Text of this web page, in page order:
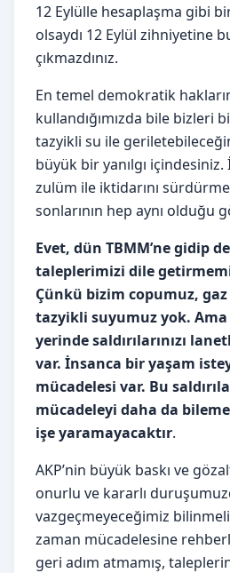
12 Eylülle hesaplaşma gibi
olsaydı 12 Eylül zihniyetine
çıkmazdınız.
En temel demokratik
kullandığımızda bile bizleri
tazyikli su ile
büyük bir yanılgı içindesiniz.
zulüm ile iktidarını
sonlarının hep aynı olduğu
Evet, dün TBMM’ne gidip
taleplerimizi dile
Çünkü bizim copumuz, gaz
tazyikli suyumuz yok. Ama
yerinde saldırılarınızı
var. İnsanca bir yaşam
mücadelesi var. Bu
mücadeleyi daha da
işe yaramayacaktır.
AKP’nin büyük baskı ve
onurlu ve kararlı
vazgeçmeyeceğimiz
zaman mücadelesine
geri adım atmamış,